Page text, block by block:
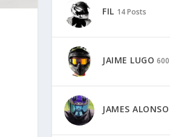
FIL 14 Posts
JAIME LUGO
JAMES ALONSO